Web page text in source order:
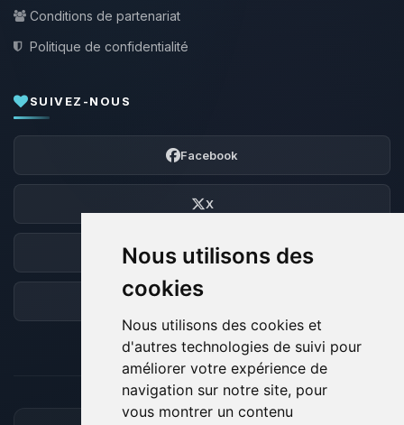
Nous utilisons des
cookies
Nous utilisons des cookies et
d'autres technologies de suivi pour
améliorer votre expérience de
navigation sur notre site, pour
vous montrer un contenu
Conditions de partenariat
Politique de confidentialité
SUIVEZ-NOUS
Facebook
X
Discord
Forum